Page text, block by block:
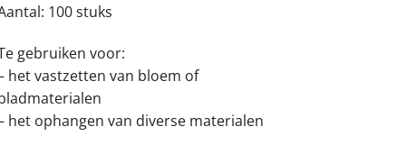
100 stuks
gebruiken voor:
het vastzetten van bloem of
het ophangen van diverse materialen